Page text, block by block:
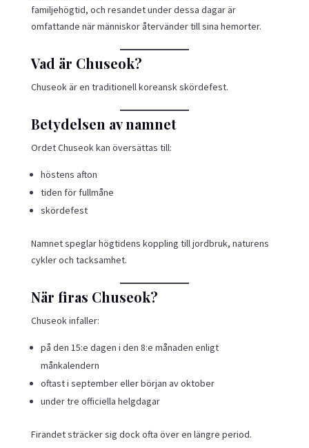
familjehögtid, och resandet under dessa dagar är
omfattande när människor återvänder till sina hemorter.
Vad är Chuseok?
Chuseok är en traditionell koreansk skördefest.
Betydelsen av namnet
Ordet Chuseok kan översättas till:
höstens afton
tiden för fullmåne
skördefest
Namnet speglar högtidens koppling till jordbruk, naturens
cykler och tacksamhet.
När firas Chuseok?
Chuseok infaller:
på den 15:e dagen i den 8:e månaden enligt
månkalendern
oftast i september eller början av oktober
under tre officiella helgdagar
Firandet sträcker sig dock ofta över en längre period.